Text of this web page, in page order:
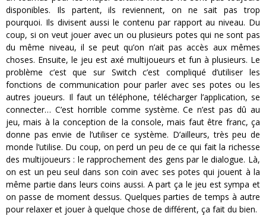
disponibles. Ils partent, ils reviennent, on ne sait pas trop
pourquoi. Ils divisent aussi le contenu par rapport au niveau. Du
coup, si on veut jouer avec un ou plusieurs potes qui ne sont pas
du même niveau, il se peut qu’on n’ait pas accès aux mêmes
choses. Ensuite, le jeu est axé multijoueurs et fun à plusieurs. Le
problème c’est que sur Switch c’est compliqué d’utiliser les
fonctions de communication pour parler avec ses potes ou les
autres joueurs. Il faut un téléphone, télécharger l’application, se
connecter… C’est horrible comme système. Ce n’est pas dû au
jeu, mais à la conception de la console, mais faut être franc, ça
donne pas envie de l’utiliser ce système. D’ailleurs, très peu de
monde l’utilise. Du coup, on perd un peu de ce qui fait la richesse
des multijoueurs : le rapprochement des gens par le dialogue. Là,
on est un peu seul dans son coin avec ses potes qui jouent à la
même partie dans leurs coins aussi. A part ça le jeu est sympa et
on passe de moment dessus. Quelques parties de temps à autre
pour relaxer et jouer à quelque chose de différent, ça fait du bien.